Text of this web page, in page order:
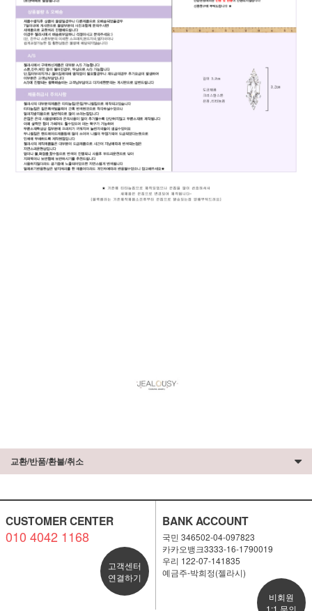
교환/반품/환불/취소
CUSTOMER CENTER
010 4042 1168
고객센터
연결하기
BANK ACCOUNT
국민 346502-04-097823
카카오뱅크3333-16-1790019
우리 122-07-141835
예금주-박희정(젤라시)
비회원